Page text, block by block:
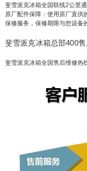
斐雪派克冰箱全国联线2公里
原厂配件保障：使用原厂直供
保修服务，保修期限与您设备
斐雪派克冰箱总部400
斐雪派克冰箱全国售后维修热